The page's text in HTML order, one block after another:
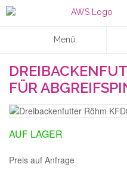
Menü
FÜR
AUF LAGER
Preis auf Anfrage